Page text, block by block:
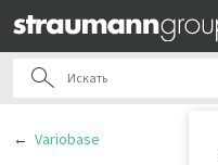
Variobase